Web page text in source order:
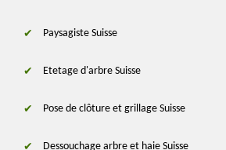
Paysagiste Suisse
Etetage d'arbre Suisse
Pose de clôture et grillage Suisse
Dessouchage arbre et haie Suisse